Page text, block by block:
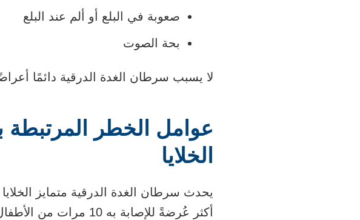
صعوبة في البلع أو ألم عند البلع
بحة الصوت
لا يسبب سرطان الغدة الدرقية دائمًا
عوامل الخطر المرتبطة
الخلايا
يحدث سرطان الغدة الدرقية متمايز
أكثر عُرضةً للإصابة